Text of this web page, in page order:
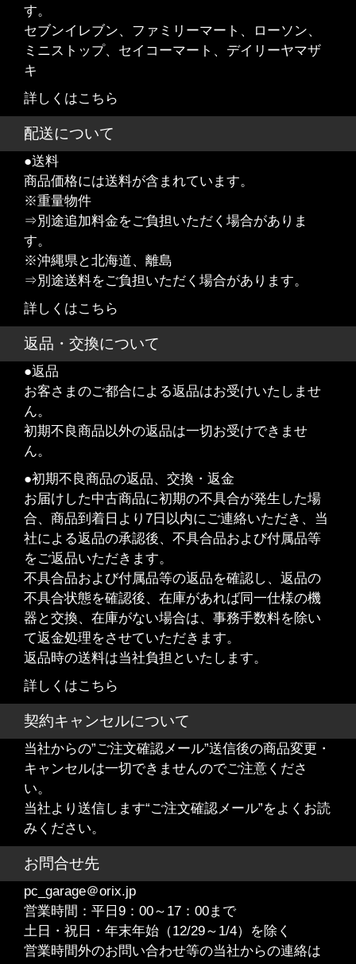
す。
セブンイレブン、ファミリーマート、ローソン、
ミニストップ、セイコーマート、デイリーヤマザ
キ
詳しくはこちら
配送について
●送料
商品価格には送料が含まれています。
※重量物件
⇒別途追加料金をご負担いただく場合がありま
す。
※沖縄県と北海道、離島
⇒別途送料をご負担いただく場合があります。
詳しくはこちら
返品・交換について
●返品
お客さまのご都合による返品はお受けいたしませ
ん。
初期不良商品以外の返品は一切お受けできませ
ん。
●初期不良商品の返品、交換・返金
お届けした中古商品に初期の不具合が発生した場
合、商品到着日より7日以内にご連絡いただき、当
社による返品の承認後、不具合品および付属品等
をご返品いただきます。
不具合品および付属品等の返品を確認し、返品の
不具合状態を確認後、在庫があれば同一仕様の機
器と交換、在庫がない場合は、事務手数料を除い
て返金処理をさせていただきます。
返品時の送料は当社負担といたします。
詳しくはこちら
契約キャンセルについて
当社からの”ご注文確認メール”送信後の商品変更・
キャンセルは一切できませんのでご注意くださ
い。
当社より送信します“ご注文確認メール”をよくお読
みください。
お問合せ先
pc_garage＠orix.jp
営業時間：平日9：00～17：00まで
土日・祝日・年末年始（12/29～1/4）を除く
営業時間外のお問い合わせ等の当社からの連絡は